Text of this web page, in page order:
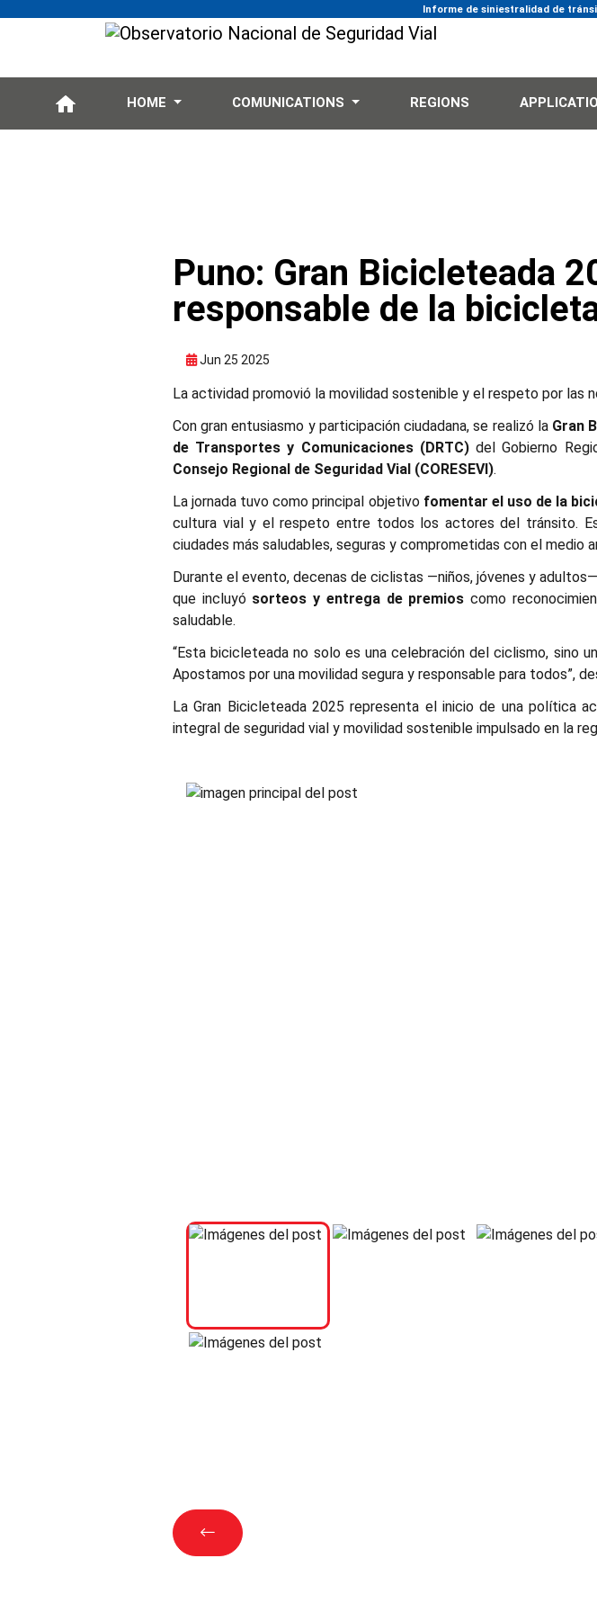
Informe de siniestralidad de
HOME COMUNICATIONS REGIONS
Puno: Gran Bicicleteada
responsable de la
Jun 25 2025
La actividad promovió la movilidad sostenible y el respeto por las
Con gran entusiasmo y participación ciudadana, se realizó la Gran
de Transportes y Comunicaciones (DRTC)del Gobierno
Consejo Regional de Seguridad Vial (CORESEVI).
La jornada tuvo como principal objetivo fomentar el uso de la
cultura vial y el respeto entre todos los actores del tránsito.
ciudades más saludables, seguras y comprometidas con el medio
Durante el evento, decenas de ciclistas —niños, jóvenes y
que incluyó sorteos y entrega de premios como
saludable.
“Esta bicicleteada no solo es una celebración del ciclismo, sino
Apostamos por una movilidad segura y responsable para todos”,
La Gran Bicicleteada 2025 representa el inicio de una política
integral de seguridad vial y movilidad sostenible impulsado en la